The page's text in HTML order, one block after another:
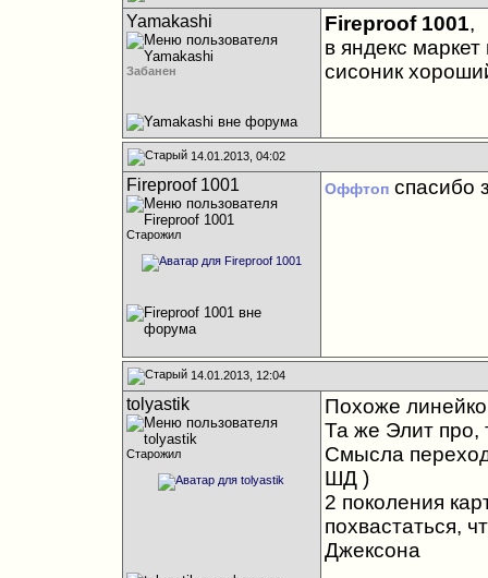
Yamakashi
Забанен
Fireproof 1001,
в яндекс
сисоник
14.01.2013, 04:02
Fireproof 1001
Старожил
Оффтопспасибо
14.01.2013, 12:04
tolyastik
Старожил
Похоже
Та же Элит про,
Смысла
ШД )
2 поколения
похвастаться,
Джексона